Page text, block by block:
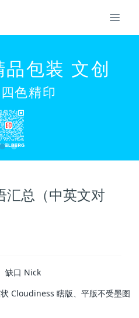
汇总（中英文对
缺口 Nick
Cloudiness 瞎版、平版不受墨图